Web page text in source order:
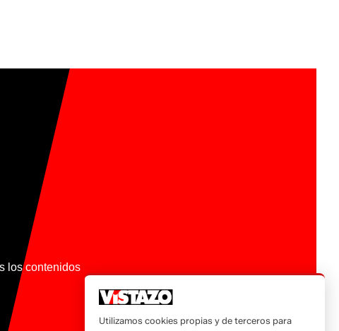
los contenidos
Utilizamos cookies propias y de terceros para